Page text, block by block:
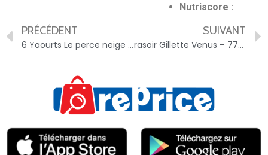
Nutriscore :
PRÉCÉDENT
6 Yaourts Le perce neige de Savoie – 3760227740093
SUIVANT
rasoir Gillette Venus – 7702018618033